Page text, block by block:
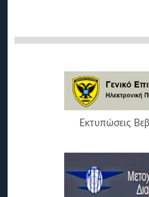
Εκτυπώσεις